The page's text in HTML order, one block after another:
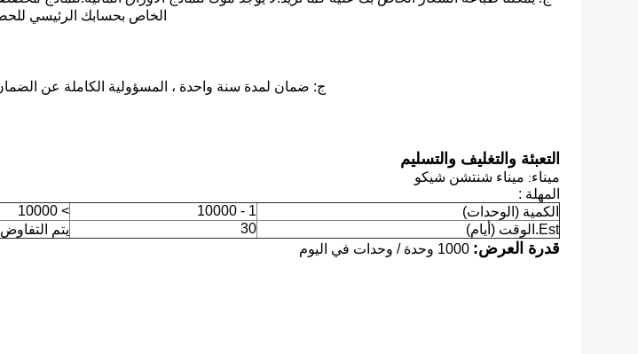
الخاص بحسابك الرئيسي
ج: ضمان لمدة سنة واحدة ، المسؤولية الكاملة عن
التعبئة والتغليف والتسليم
ميناء: ميناء شنتشن شيكو
المهلة :
الكمية (الوحدات)
1 - 10000
> 10000
Est.الوقت (أيام)
30 يتم التفاوض
قدرة العرض: 1000 وحدة / وحدات في اليوم